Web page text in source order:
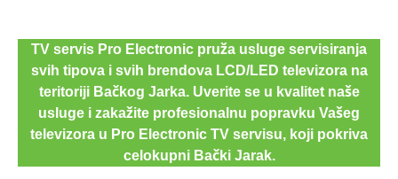
TV servis Pro Electronic pruža usluge servisiranja
svih tipova i svih brendova LCD/LED televizora na
teritoriji Bačkog Jarka. Uverite se u kvalitet naše
usluge i zakažite profesionalnu popravku Vašeg
televizora u Pro Electronic TV servisu, koji pokriva
celokupni Bački Jarak.